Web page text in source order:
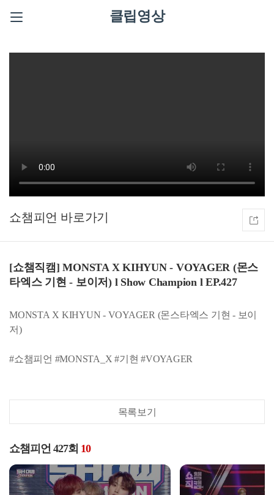
클립영상
쇼챔피언
[쇼챔직캠] MONSTA X KIHYUN - VOYAGER (몬스
타엑스 기현 - 보이저) l Show Champion l EP.427
MONSTA X KIHYUN - VOYAGER (몬스타엑스 기현 - 보이
저)
#쇼챔피언 #MONSTA_X #기현 #VOYAGER
목록보기
쇼챔피언 427회 10